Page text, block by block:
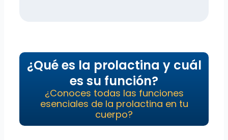
¿Qué es la prolactina y cuál
es su función?
¿Conoces todas las funciones
esenciales de la prolactina en tu
cuerpo?